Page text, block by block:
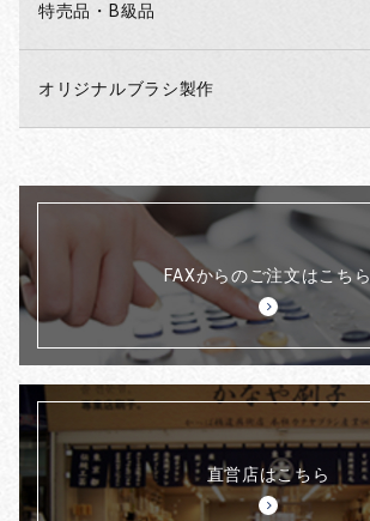
特売品・B級品
オリジナルブラシ製作
FAXからのご注文はこちら
直営店はこちら